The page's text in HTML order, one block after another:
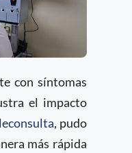
con síntomas
el impacto
, pudo
más rápida